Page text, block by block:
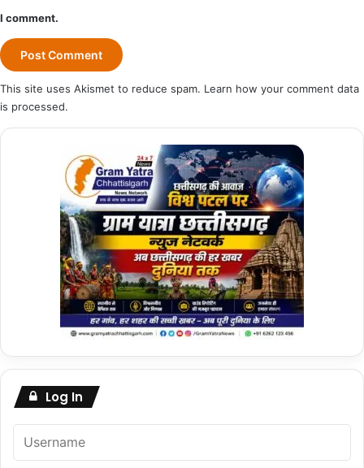
I comment.
This site uses Akismet to reduce spam. Learn how your comment data
is processed.
Log In